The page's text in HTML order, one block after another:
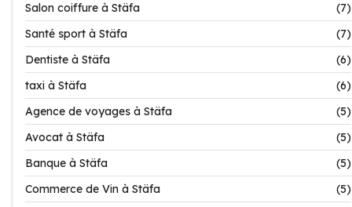
Salon coiffure à Stäfa
(7)
Santé sport à Stäfa
(7)
Dentiste à Stäfa
(6)
taxi à Stäfa
(6)
Agence de voyages à Stäfa
(5)
Avocat à Stäfa
(5)
Banque à Stäfa
(5)
Commerce de Vin à Stäfa
(5)